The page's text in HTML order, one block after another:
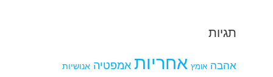
תגיות
אהבה אומץ אחריות אמפטיה אנושיות